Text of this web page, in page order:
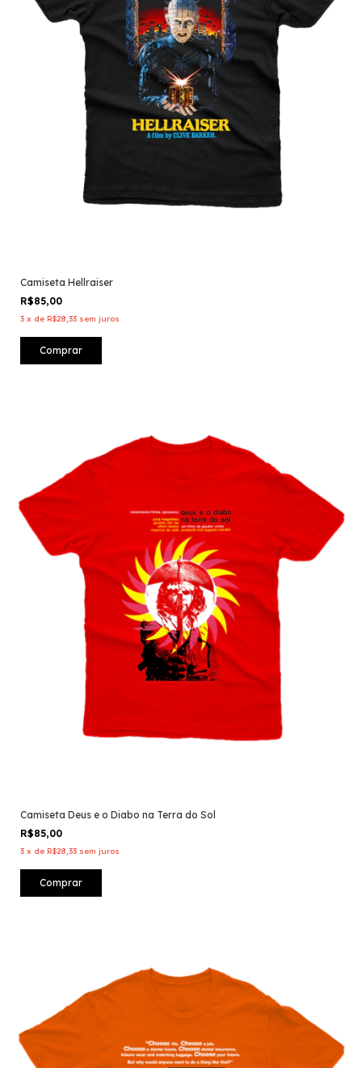
Camiseta Hellraiser
R$85,00
3 x de R$28,33 sem juros
Comprar
Camiseta Deus e o Diabo na Terra do Sol
R$85,00
3 x de R$28,33 sem juros
Comprar